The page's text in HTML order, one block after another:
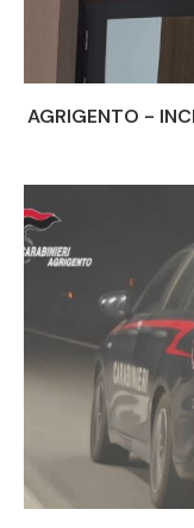
AGRIGENTO -